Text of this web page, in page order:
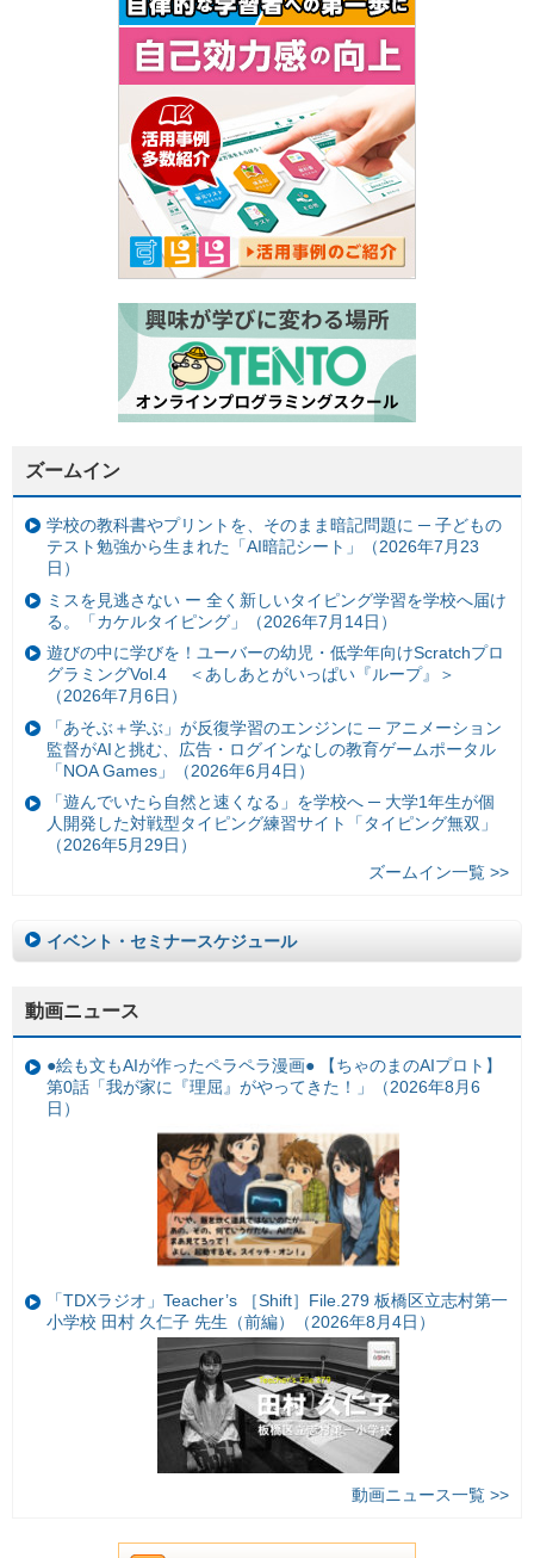
ズームイン
学校の教科書やプリントを、そのまま暗記問題に ─ 子どもの
テスト勉強から生まれた「AI暗記シート」（2026年7月23
日）
ミスを見逃さない ー 全く新しいタイピング学習を学校へ届け
る。「カケルタイピング」（2026年7月14日）
遊びの中に学びを！ユーバーの幼児・低学年向けScratchプロ
グラミングVol.4 ＜あしあとがいっぱい『ループ』＞
（2026年7月6日）
「あそぶ＋学ぶ」が反復学習のエンジンに ─ アニメーション
監督がAIと挑む、広告・ログインなしの教育ゲームポータル
「NOA Games」（2026年6月4日）
「遊んでいたら自然と速くなる」を学校へ ─ 大学1年生が個
人開発した対戦型タイピング練習サイト「タイピング無双」
（2026年5月29日）
ズームイン一覧 >>
イベント・セミナースケジュール
動画ニュース
●絵も文もAIが作ったペラペラ漫画● 【ちゃのまのAIプロト】
第0話「我が家に『理屈』がやってきた！」（2026年8月6
日）
「TDXラジオ」Teacher’s ［Shift］File.279 板橋区立志村第一
小学校 田村 久仁子 先生（前編）（2026年8月4日）
動画ニュース一覧 >>